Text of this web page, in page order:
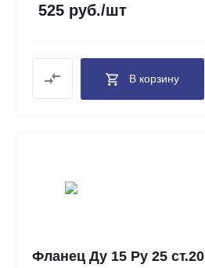
525 руб./шт
В корзину
Фланец Ду 15 Ру 25 ст.20